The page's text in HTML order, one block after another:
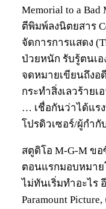
Memorial to a Bad
ตีพิมพ์ลงนิตยสาร
จัดการการแสดง
ป่วยหนัก รับรู้ตนเ
จดหมายเขียนถึงอ
กระทำสิ่งเลวร้าย
… เชื่อกันว่าได้แรง
โปรดิวเซอร์/ผู้กำกั
สตูดิโอ M-G-M ข
ตอนแรกมอบหมาย
ไม่ทันเริ่มทำอะไร
Paramount